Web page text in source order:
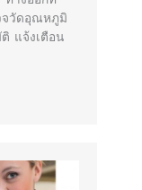
จวัดอุณหภูมิ
แจ้งเตือน